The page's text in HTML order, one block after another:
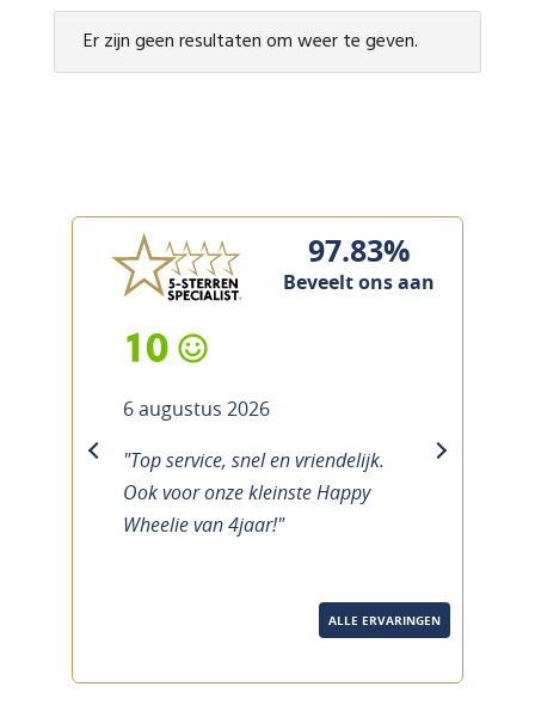
Er zijn geen resultaten om weer te geven.
97.83%
Beveelt ons aan
10
6 augustus 2026
"Top service, snel en vriendelijk.
Ook voor onze kleinste Happy
Wheelie van 4jaar!"
previous next
ALLE ERVARINGEN